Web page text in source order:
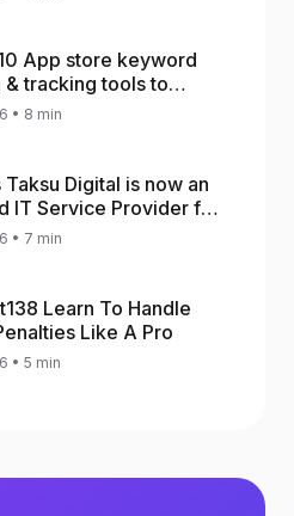
App store keyword
& tracking tools to
rankings
• 8 min
Digital is now an
IT Service Provider for
Distance Business
• 7 min
Learn To Handle
Like A Pro
• 5 min